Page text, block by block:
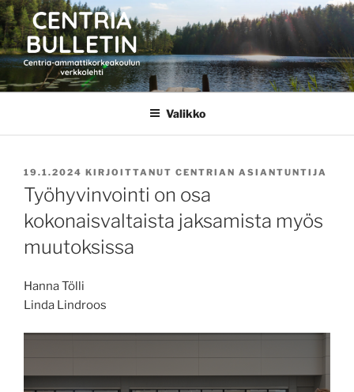
Siirry
sisältöön
CENTRIA BULLETIN
Valikko
JULKAISTU
19.1.2024 KIRJOITTANUT CENTRIAN ASIANTUNTIJA
Työhyvinvointi on osa
kokonaisvaltaista jaksamista myös
muutoksissa
Hanna Tölli
Linda Lindroos